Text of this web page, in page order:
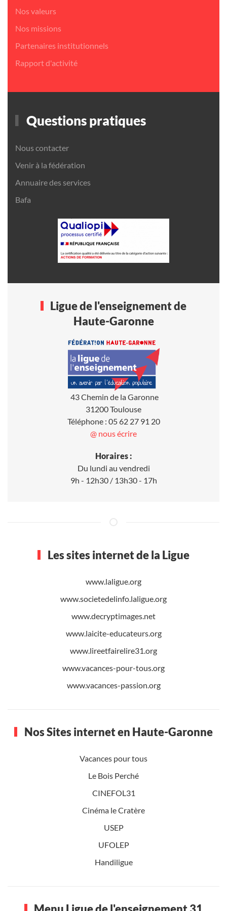
Nos valeurs
Nos missions
Partenaires institutionnels
Rapport d'activité
Questions pratiques
Nous contacter
Venir à la fédération
Annuaire des services
Bafa
Ligue de l'enseignement de
Haute-Garonne
43 Chemin de la Garonne
31200 Toulouse
Téléphone : 05 62 27 91 20
@ nous écrire
Horaires :
Du lundi au vendredi
9h - 12h30 / 13h30 - 17h
Les sites internet de la Ligue
www.laligue.org
www.societedelinfo.laligue.org
www.decryptimages.net
www.laicite-educateurs.org
www.lireetfairelire31.org
www.vacances-pour-tous.org
www.vacances-passion.org
Nos Sites internet en Haute-Garonne
Vacances pour tous
Le Bois Perché
CINEFOL31
Cinéma le Cratère
USEP
UFOLEP
Handiligue